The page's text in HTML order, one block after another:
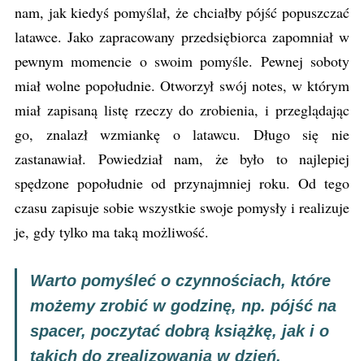
nam, jak kiedyś pomyślał, że chciałby pójść popuszczać
latawce. Jako zapracowany przedsiębiorca zapomniał w
pewnym momencie o swoim pomyśle. Pewnej soboty
miał wolne popołudnie. Otworzył swój notes, w którym
miał zapisaną listę rzeczy do zrobienia, i przeglądając
go, znalazł wzmiankę o latawcu. Długo się nie
zastanawiał. Powiedział nam, że było to najlepiej
spędzone popołudnie od przynajmniej roku. Od tego
czasu zapisuje sobie wszystkie swoje pomysły i realizuje
je, gdy tylko ma taką możliwość.
Warto pomyśleć o czynnościach, które
możemy zrobić w godzinę, np. pójść na
spacer, poczytać dobrą książkę, jak i o
takich do zrealizowania w dzień,